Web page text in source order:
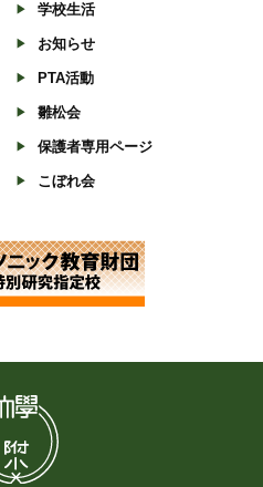
学校生活
お知らせ
PTA活動
雛松会
保護者専用ページ
こぼれ会